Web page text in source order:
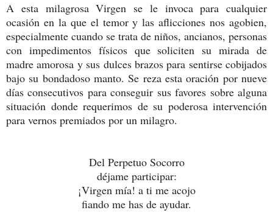
A esta milagrosa Virgen se le invoca para cualquier
ocasión en la que el temor y las aflicciones nos agobien,
especialmente cuando se trata de niños, ancianos, personas
con impedimentos físicos que soliciten su mirada de
madre amorosa y sus dulces brazos para sentirse cobijados
bajo su bondadoso manto. Se reza esta oración por nueve
días consecutivos para conseguir sus favores sobre alguna
situación donde requerimos de su poderosa intervención
para vernos premiados por un milagro.
Del Perpetuo Socorro
déjame participar:
¡Virgen mía! a ti me acojo
fiando me has de ayudar.